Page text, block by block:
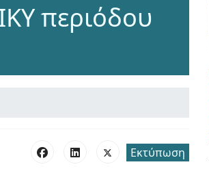
περιόδου
Εκτύπωση